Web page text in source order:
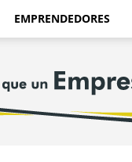
EMPRENDEDORES